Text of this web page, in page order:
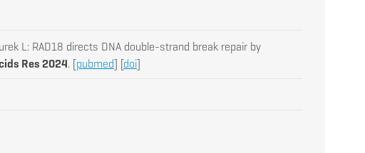
L: RAD18 directs DNA double-strand break repair by
Res 2024. [pubmed] [doi]